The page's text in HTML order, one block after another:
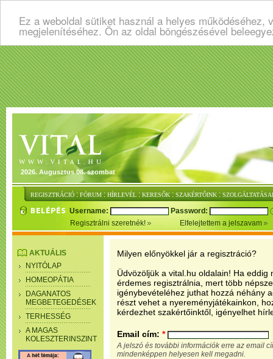
Ez a weboldal sütiket használ a helyes
megjelenítéséhez. Ön az oldal böngészésével
2026. Augusztus 08. szombat
REGISZTRÁCIÓ : FÓRUM : HÍRLEVÉL : KERESŐK : SZAKÉRTŐINK :
Username:
Password:
Regisztrálni szeretnék!
Elfelejtettem a jelszavam
AKTUÁLIS
NYITÓLAP
HOMEOPÁTIA
DAGANATOS
MEGBETEGEDÉSEK
TERHESSÉG
A MAGAS
KOLESZTERINSZINT
Milyen előnyökkel jár a regisztráció?
Üdvözöljük a vital.hu oldalain! Ha eddig
érdemes regisztrálnia, mert több
igénybevételéhez juthat hozzá néhány
részt vehet a nyereményjátékainkon,
kérdezhet szakértőinktől, igényelhet
Email cím: *
A jelszó és további információk erre az email
mindenképpen helyesen kell megadni.